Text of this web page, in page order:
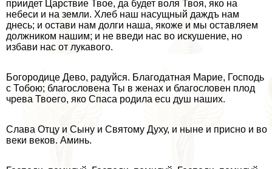
приидет Царствие Твое, да будет воля Твоя, яко на
небеси и на земли. Хлеб наш насущный даждъ нам
днесь; и остави нам долги наша, якоже и мы оставляем
должником нашим; и не введи нас во искушение, но
избави нас от лукавого.
Богородице Дево, радуйся. Благодатная Марие, Господь
с Тобою; благословена Ты в женах и благословен плод
чрева Твоего, яко Спаса родила ecu душ наших.
Слава Отцу и Сыну и Святому Духу, и ныне и присно и во
веки веков. Аминь.